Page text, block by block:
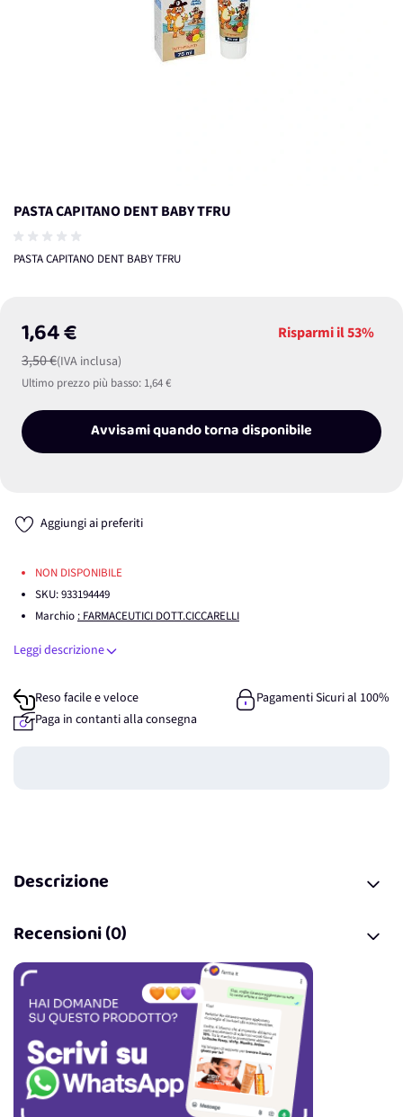
PASTA CAPITANO DENT BABY TFRU
PASTA CAPITANO DENT BABY TFRU
1,64 €
3,50 €(IVA inclusa)
Risparmi il53%
Ultimo prezzo più basso: 1,64 €
Avvisami quando torna disponibile
Aggiungi ai preferiti
NON DISPONIBILE
SKU:933194449
Marchio : FARMACEUTICI DOTT.CICCARELLI
Leggi descrizione
Reso facile e veloce
Pagamenti Sicuri al 100%
Paga in contanti alla consegna
Descrizione
Recensioni (0)